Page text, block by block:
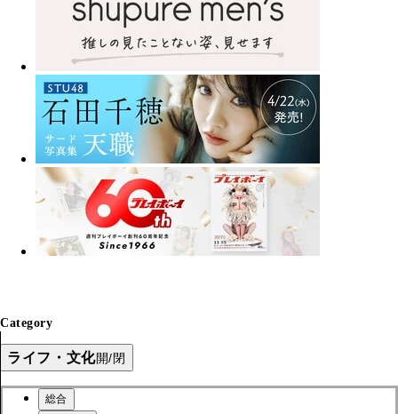
Category
ライフ・文化開/閉
総合